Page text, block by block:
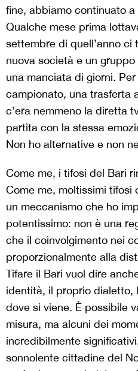
fine, abbiamo continuato
Qualche mese prima
settembre di quell’anno ci
nuova società e un
una manciata di giorni.
campionato, una trasferta
c’era nemmeno la diretta
partita con la stessa
Non ho alternative e non
Come me, i tifosi del Bari
Come me, moltissimi tifosi
un meccanismo che ho
potentissimo: non è una
che il coinvolgimento nei
proporzionalmente alla
Tifare il Bari vuol dire
identità, il proprio dialetto,
dove si viene. È possibile
misura, ma alcuni dei
incredibilmente
sonnolente cittadine del